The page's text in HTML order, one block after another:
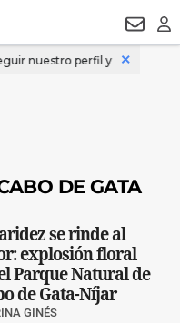
DE GATA
se rinde al
explosión floral
Parque Natural de
de Gata-Níjar
GINÉS